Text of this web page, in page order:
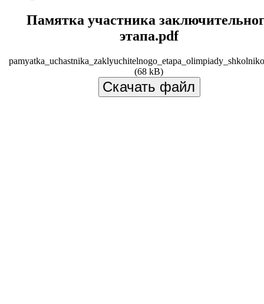
Памятка участника
этапа.pdf
(68 kB)
Скачать файл